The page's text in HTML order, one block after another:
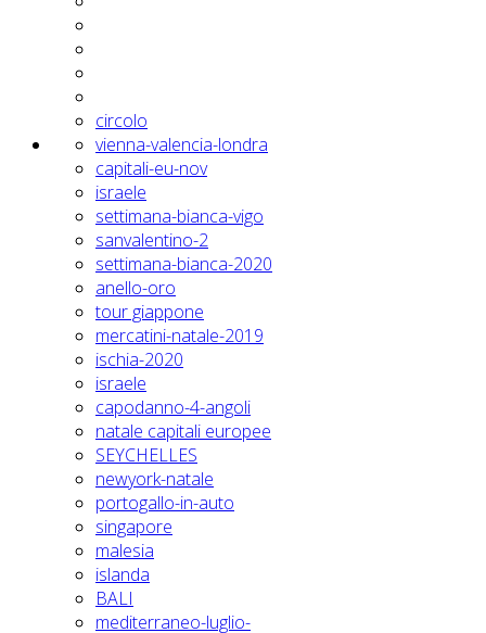
circolo
vienna-valencia-londra
capitali-eu-nov
israele
settimana-bianca-vigo
sanvalentino-2
settimana-bianca-2020
anello-oro
tour giappone
mercatini-natale-2019
ischia-2020
israele
capodanno-4-angoli
natale capitali europee
SEYCHELLES
newyork-natale
portogallo-in-auto
singapore
malesia
islanda
BALI
mediterraneo-luglio-